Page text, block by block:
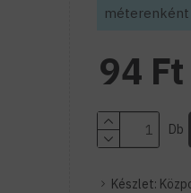
méterenként
Készlet:
94 Ft
Db